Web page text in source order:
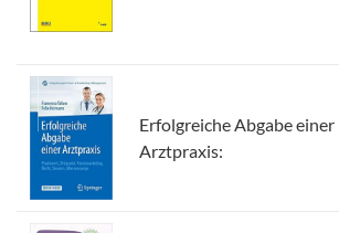
Erfolgreiche Abgabe einer
Arztpraxis: